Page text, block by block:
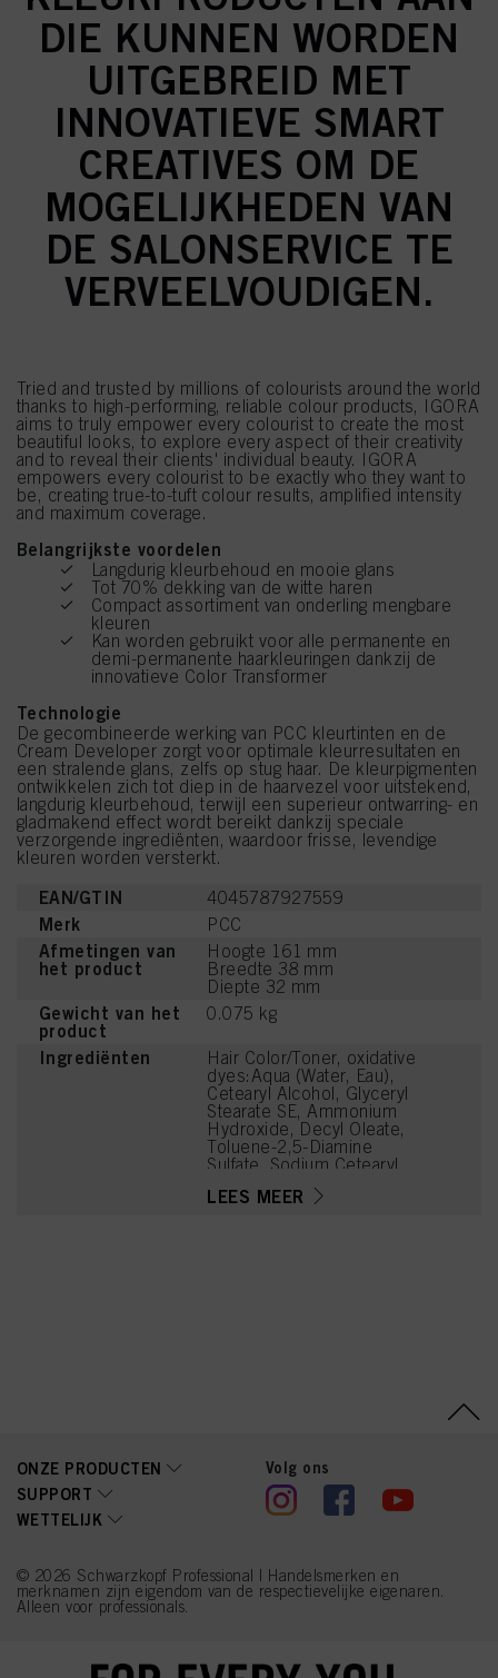
DIE KUNNEN WORDEN
UITGEBREID MET
INNOVATIEVE SMART
CREATIVES OM DE
MOGELIJKHEDEN VAN
DE SALONSERVICE TE
VERVEELVOUDIGEN.
Tried and trusted by millions of colourists around the world
thanks to high-performing, reliable colour products, IGORA
aims to truly empower every colourist to create the most
beautiful looks, to explore every aspect of their creativity
and to reveal their clients' individual beauty. IGORA
empowers every colourist to be exactly who they want to
be, creating true-to-tuft colour results, amplified intensity
and maximum coverage.
Belangrijkste voordelen
Langdurig kleurbehoud en mooie glans
Tot 70% dekking van de witte haren
Compact assortiment van onderling mengbare
kleuren
Kan worden gebruikt voor alle permanente en
demi-permanente haarkleuringen dankzij de
innovatieve Color Transformer
Technologie
De gecombineerde werking van PCC kleurtinten en de
Cream Developer zorgt voor optimale kleurresultaten en
een stralende glans, zelfs op stug haar. De kleurpigmenten
ontwikkelen zich tot diep in de haarvezel voor uitstekend,
langdurig kleurbehoud, terwijl een superieur ontwarring- en
gladmakend effect wordt bereikt dankzij speciale
verzorgende ingrediënten, waardoor frisse, levendige
kleuren worden versterkt.
EAN/GTIN 4045787927559
Merk PCC
Afmetingen van
het product
Hoogte 161 mm
Breedte 38 mm
Diepte 32 mm
Gewicht van het
product
0.075 kg
Ingrediënten
Hair Color/Toner, oxidative
dyes:Aqua (Water, Eau),
Cetearyl Alcohol, Glyceryl
Stearate SE, Ammonium
Hydroxide, Decyl Oleate,
Toluene-2,5-Diamine
Sulfate, Sodium Cetearyl
EDTA, Parfum (Fragrance),
LEES MEER
ONZE PRODUCTEN
SUPPORT
WETTELIJK
Volg ons
© 2026 Schwarzkopf Professional | Handelsmerken en
merknamen zijn eigendom van de respectievelijke eigenaren.
Alleen voor professionals.